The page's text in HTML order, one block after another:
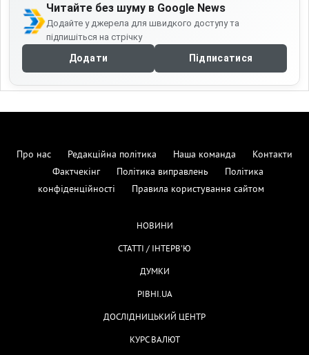
Читайте без шуму в Google News
Додайте у джерела для швидкого доступу та
підпишіться на стрічку
Додати Підписатися
Про нас Редакційна політика Наша команда
Контакти
Фактчекінг
Політика виправлень
Політика
конфіденційності
Правила користування сайтом
НОВИНИ
СТАТТІ / ІНТЕРВ'Ю
ДУМКИ
РІВНІ.UA
ДОСЛІДНИЦЬКИЙ ЦЕНТР
КУРС ВАЛЮТ